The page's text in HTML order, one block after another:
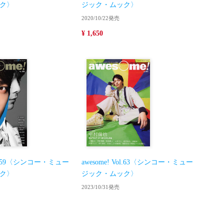
〉
ジック・ムック〉
2020/10/22発売
¥ 1,650
〈シンコー・ミュー
〉
awesome! Vol.63〈シンコー・ミュー
ジック・ムック〉
2023/10/31発売